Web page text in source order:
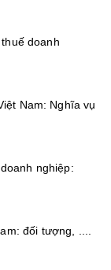
doanh
Nam: Nghĩa vụ
nghiệp:
đối tượng, ....